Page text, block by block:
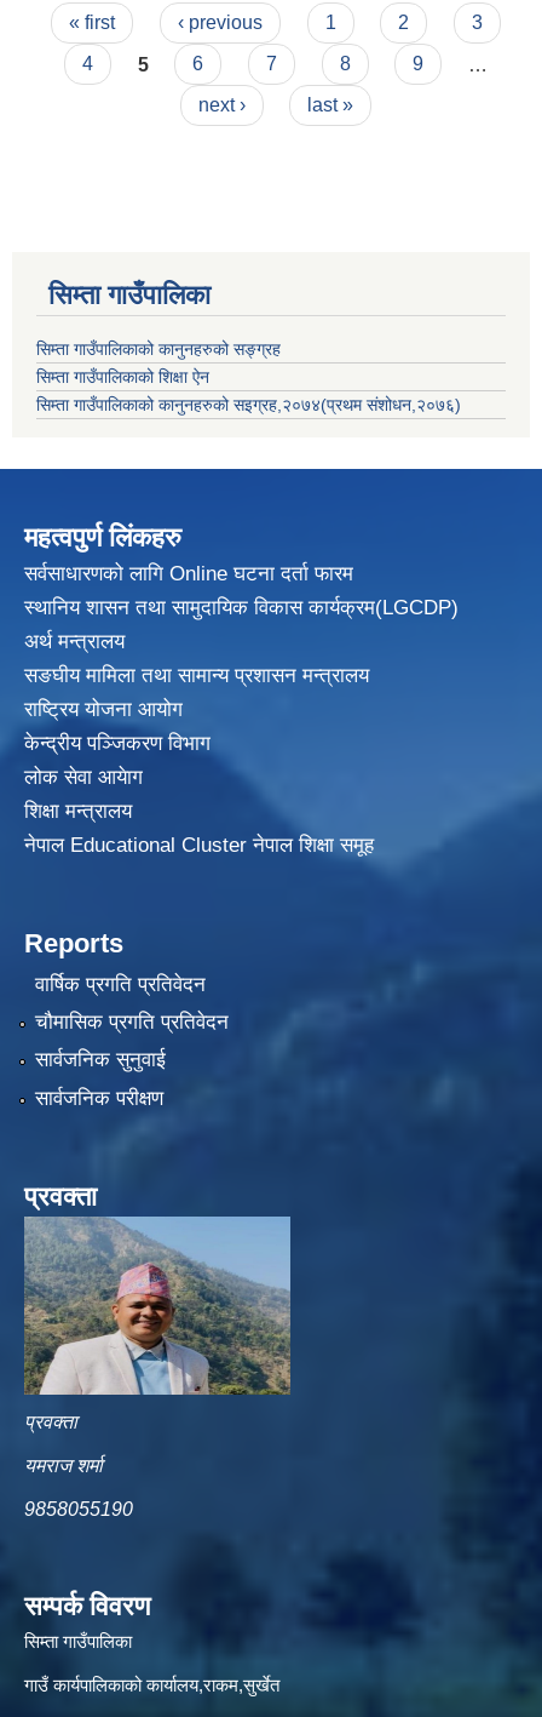
Pages
« first ‹ previous 1 2
3
4
5 6 7 8 9
next ›
last »
सिम्ता गाउँपालिका
सिम्ता गाउँपालिकाको कानुनहरुको सङ्ग्रह
सिम्ता गाउँपालिकाको शिक्षा ऐन
सिम्ता गाउँपालिकाको कानुनहरुको सइग्रह,२०७४(प्रथम संशोधन,२०७६)
महत्वपुर्ण लिंकहरु
सर्वसाधारणको लागि Online घटना दर्ता फारम
स्थानिय शासन तथा सामुदायिक विकासकार्यक्रम(LGCDP)
अर्थ मन्त्रालय
सङघीय मामिला तथा सामान्य प्रशासन मन्त्रालय
राष्ट्रिय योजना आयोग
केन्द्रीय पञ्जिकरण विभाग
लोक सेवा आयेाग
शिक्षा मन्त्रालय
नेपाल Educational Cluster नेपाल शिक्षा समूह
Reports
वार्षिक प्रगति प्रतिवेदन
चौमासिक प्रगति प्रतिवेदन
सार्वजनिक सुनुवाई
सार्वजनिक परीक्षण
प्रवक्ता
प्रवक्ता
यमराज शर्मा
9858055190
सम्पर्क विवरण
सिम्ता गाउँपालिका
गाउँ कार्यपालिकाको कार्यालय,राकम,सुर्खेत